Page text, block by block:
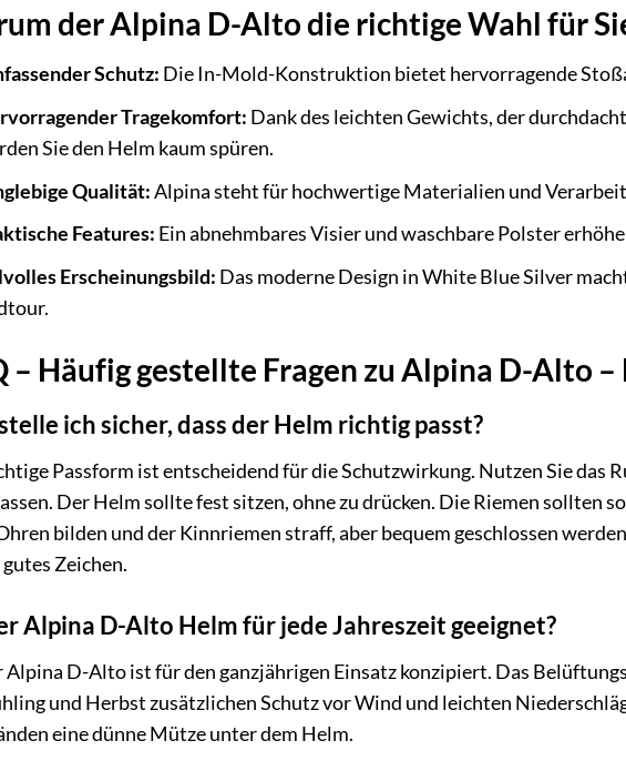
der Alpina D-Alto die richtige Wahl für
Schutz: Die In-Mold-Konstruktion bietet hervorragende
Tragekomfort: Dank des leichten Gewichts, der
Sie den Helm kaum spüren.
Qualität:Alpina steht für hochwertige Materialien und
Features: Ein abnehmbares Visier und waschbare Polster
Erscheinungsbild: Das moderne Design in White Blue Silver
– Häufig gestellte Fragen zu Alpina D-Alto
ich sicher, dass der Helm richtig passt?
Passform ist entscheidend für die Schutzwirkung. Nutzen Sie das
Der Helm sollte fest sitzen, ohne zu drücken. Die Riemen sollten
bilden und der Kinnriemen straff, aber bequem geschlossen
Zeichen.
Alpina D-Alto Helm für jede Jahreszeit geeignet?
Alpina D-Alto ist für den ganzjährigen Einsatz konzipiert. Das
und Herbst zusätzlichen Schutz vor Wind und leichten
eine dünne Mütze unter dem Helm.